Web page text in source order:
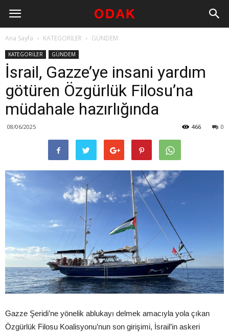
Ana Sayfa KATEGORİLER GÜNDEM
KATEGORİLER GÜNDEM
İsrail, Gazze’ye insani yardım
götüren Özgürlük Filosu’na
müdahale hazırlığında
08/06/2025 0
466
Gazze Şeridi’ne yönelik ablukayı delmek amacıyla yola çıkan
Özgürlük Filosu Koalisyonu’nun son girişimi, İsrail’in askeri